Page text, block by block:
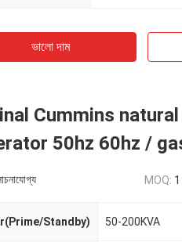
ভালো দাম
Cummins
50hz 60hz /
MOQ: 1
Standby) 50-200KVA